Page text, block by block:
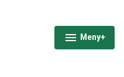
Meny+
expanderad
minimerad